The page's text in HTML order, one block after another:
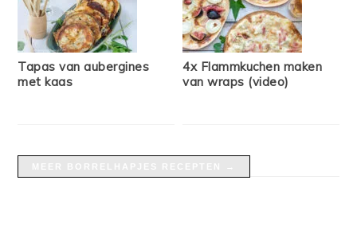
Tapas van aubergines
met kaas
4x Flammkuchen maken
van wraps (video)